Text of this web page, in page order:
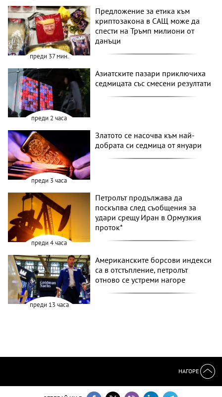
преди 37 мин.
Предложение за етика към
криптозакона в САЩ може да
спести на Тръмп милиони от
данъци
преди 2 часа
Азиатските пазари приключиха
седмицата със смесени резултати
преди 3 часа
Златото се насочва към най-
добрата си седмица от януари
преди 4 часа
Петролът продължава да
поскъпва след съобщения за
удари срещу Иран в Ормузкия
проток*
преди 13 часа
Американските борсови индекси
са в отстъпление, петролът
отново се устреми нагоре
НАГОРЕ